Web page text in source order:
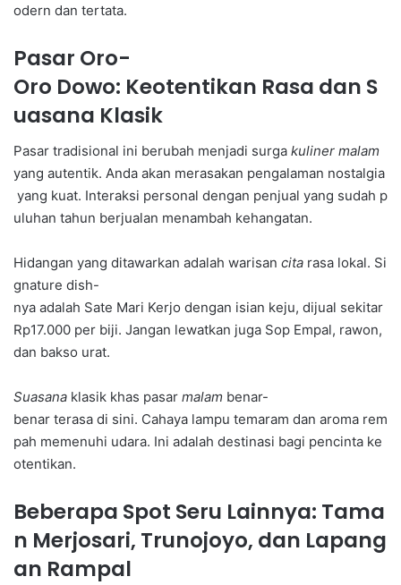
odern dan tertata.
Pasar Oro-
Oro Dowo: Keotentikan Rasa dan S
uasana Klasik
Pasar tradisional ini berubah menjadi surga kuliner malam
yang autentik. Anda akan merasakan pengalaman nostalgia
yang kuat. Interaksi personal dengan penjual yang sudah p
uluhan tahun berjualan menambah kehangatan.
Hidangan yang ditawarkan adalah warisan cita rasa lokal. Si
gnature dish-
nya adalah Sate Mari Kerjo dengan isian keju, dijual sekitar
Rp17.000 per biji. Jangan lewatkan juga Sop Empal, rawon,
dan bakso urat.
Suasana klasik khas pasar malam benar-
benar terasa di sini. Cahaya lampu temaram dan aroma rem
pah memenuhi udara. Ini adalah destinasi bagi pencinta ke
otentikan.
Beberapa Spot Seru Lainnya: Tama
n Merjosari, Trunojoyo, dan Lapang
an Rampal